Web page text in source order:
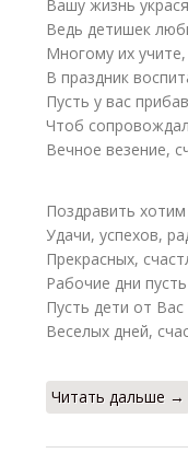
Вашу жизнь
Ведь детишек
Многому их
В праздник
Пусть у вас
Чтоб
Вечное везение,
Поздравить
Удачи, успехов,
Прекрасных,
Рабочие дни
Пусть дети от
Веселых дней,
Читать дальше →